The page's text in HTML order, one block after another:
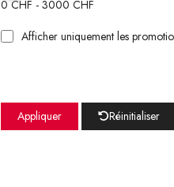
0CHF - 3000 CHF
Afficher uniquement les
Appliquer Réinitialiser